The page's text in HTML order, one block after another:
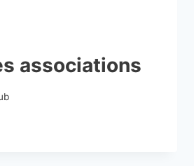
associations